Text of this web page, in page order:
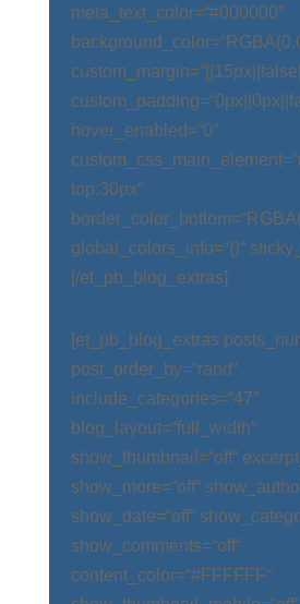
meta_text_color=“#000000″
hover_enabled=“0″
top:30px“
global_colors_info=“{}“
[/et_pb_blog_extras]
[et_pb_blog_extras
post_order_by=“rand“
include_categories=“47″
blog_layout=“full_width“
show_thumbnail=“off“
show_more=“off“
show_date=“off“
show_comments=“off“
content_color=“#FFFFFF“